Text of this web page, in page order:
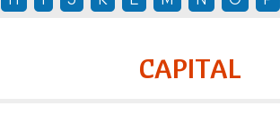
CAPITAL